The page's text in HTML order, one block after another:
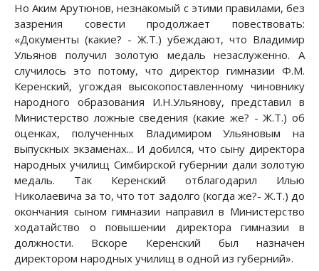
Но Аким Арутюнов, незнакомый с этими правилами, без
зазрения совести продолжает повествовать:
«Документы (какие? - Ж.Т.) убеждают, что Владимир
Ульянов получил золотую медаль незаслуженно. А
случилось это потому, что директор гимназии Ф.М.
Керенский, угождая высокопоставленному чиновнику
народного образования И.Н.Ульянову, представил в
Министерство ложные сведения (какие же? - Ж.Т.) об
оценках, полученных Владимиром Ульяновым на
выпускных экзаменах... И добился, что сыну директора
народных училищ Симбирской губернии дали золотую
медаль. Так Керенский отблагодарил Илью
Николаевича за то, что тот задолго (когда же?- Ж.Т.) до
окончания сыном гимназии направил в Министерство
ходатайство о повышении директора гимназии в
должности. Вскоре Керенский был назначен
директором народных училищ в одной из губерний».